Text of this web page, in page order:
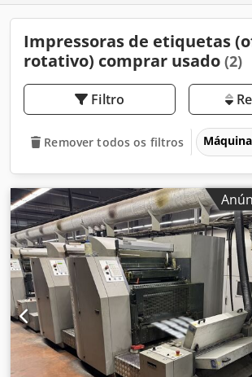
Impressoras de etiquetas
rotativo) comprar usado (2)
Filtro
Remover todos os filtros